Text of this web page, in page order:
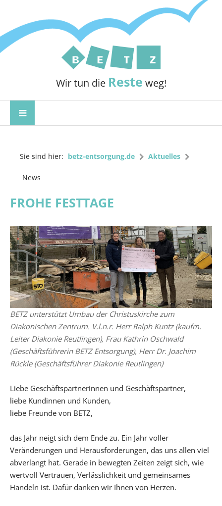
Wir tun die Reste weg!
Sie sind hier: betz-entsorgung.de Aktuelles
News
FROHE FESTTAGE
BETZ unterstützt Umbau der Christuskirche zum
Diakonischen Zentrum. V.l.n.r. Herr Ralph Kuntz (kaufm.
Leiter Diakonie Reutlingen), Frau Kathrin Oschwald
(Geschäftsführerin BETZ Entsorgung), Herr Dr. Joachim
Rückle (Geschäftsführer Diakonie Reutlingen)
Liebe Geschäftspartnerinnen und Geschäftspartner,
liebe Kundinnen und Kunden,
liebe Freunde von BETZ,
das Jahr neigt sich dem Ende zu. Ein Jahr voller
Veränderungen und Herausforderungen, das uns allen viel
abverlangt hat. Gerade in bewegten Zeiten zeigt sich, wie
wertvoll Vertrauen, Verlässlichkeit und gemeinsames
Handeln ist. Dafür danken wir Ihnen von Herzen.